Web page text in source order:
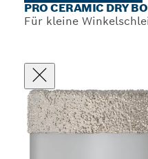
PRO CERAMIC DRY
Für kleine